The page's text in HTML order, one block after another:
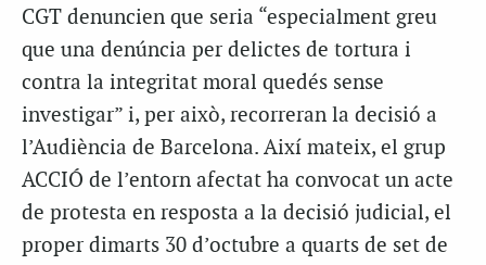
CGT denuncien que seria “especialment greu
que una denúncia per delictes de tortura i
contra la integritat moral quedés sense
investigar” i, per això, recorreran la decisió a
l’Audiència de Barcelona. Així mateix, el grup
ACCIÓ de l’entorn afectat ha convocat un acte
de protesta en resposta a la decisió judicial, el
proper dimarts 30 d’octubre a quarts de set de